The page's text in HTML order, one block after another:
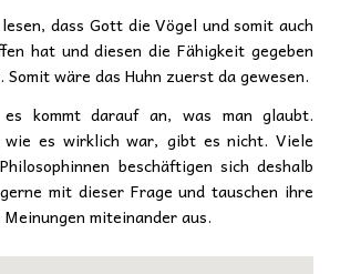
dass Gott die Vögel und somit auch
hat und diesen die Fähigkeit gegeben
wäre das Huhn zuerst da gewesen.
kommt darauf an, was man glaubt.
wie es wirklich war, gibt es nicht. Viele
beschäftigen sich deshalb
mit dieser Frage und tauschen ihre
miteinander aus.